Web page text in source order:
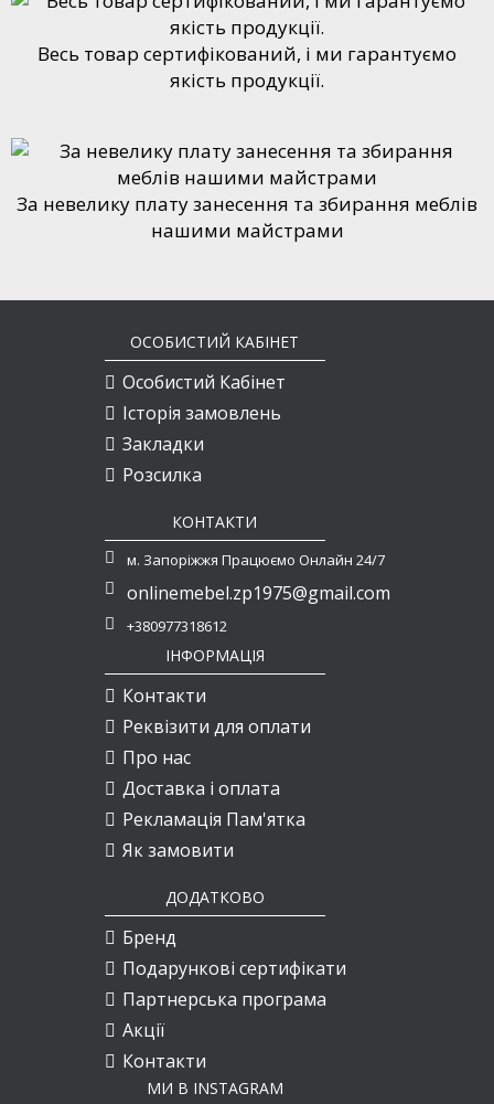
Весь товар сертифікований, і ми гарантуємо
якість продукції.
За невелику плату занесення та збирання меблів
нашими майстрами
ОСОБИСТИЙ КАБІНЕТ
Особистий Кабінет
Історія замовлень
Закладки
Розсилка
КОНТАКТИ
м. Запоріжжя Працюємо Онлайн 24/7
onlinemebel.zp1975@gmail.com
+380977318612
ІНФОРМАЦІЯ
Контакти
Реквізити для оплати
Про нас
Доставка і оплата
Рекламація Пам'ятка
Як замовити
ДОДАТКОВО
Бренд
Подарункові сертифікати
Партнерська програма
Акції
Контакти
МИ В INSTAGRAM